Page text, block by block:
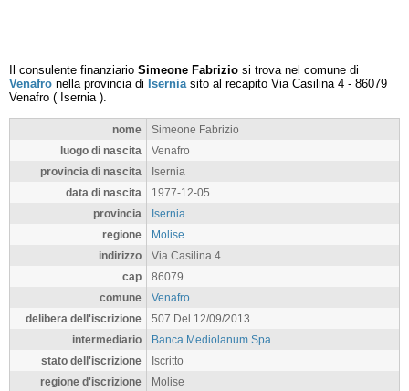
Il consulente finanziario Simeone Fabrizio si trova nel comune di
Venafro nella provincia di Iserniasito al recapito Via Casilina 4 - 86079
Venafro ( Isernia).
nome
Simeone Fabrizio
luogo di nascita
Venafro
provincia di nascita
Isernia
data di nascita
1977-12-05
provincia
Isernia
regione
Molise
indirizzo
Via Casilina 4
cap
86079
comune
Venafro
delibera dell'iscrizione
507 Del 12/09/2013
intermediario
Banca Mediolanum Spa
stato dell'iscrizione
Iscritto
regione d'iscrizione
Molise